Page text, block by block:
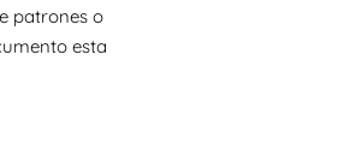
patrones o
esta